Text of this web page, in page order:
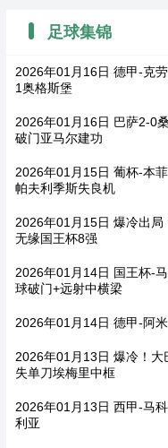
足球集锦
2026年01月16日 德甲-克
1奥格斯堡
2026年01月16日 巴萨2-0
破门亚马尔建功
2026年01月15日 葡杯-本
帕夫利季斯失良机
2026年01月15日 爆冷出
无缘国王杯8强
2026年01月14日 国王杯-
球破门+远射中横梁
2026年01月14日 德甲-阿
2026年01月13日 爆冷！
失单刀埃梅里中框
2026年01月13日 西甲-马
利亚